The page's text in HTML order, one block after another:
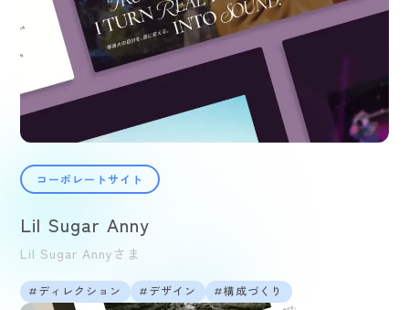
コーポレートサイト
Lil Sugar Anny
Lil Sugar Annyさま
ディレクション デザイン 構成づくり